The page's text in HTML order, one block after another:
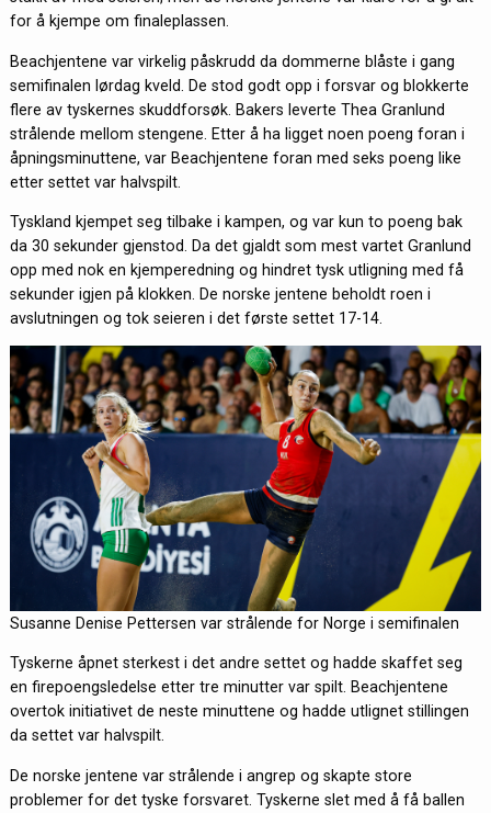
for å kjempe om finaleplassen.
Beachjentene var virkelig påskrudd da dommerne blåste i gang
semifinalen lørdag kveld. De stod godt opp i forsvar og blokkerte
flere av tyskernes skuddforsøk. Bakers leverte Thea Granlund
strålende mellom stengene. Etter å ha ligget noen poeng foran i
åpningsminuttene, var Beachjentene foran med seks poeng like
etter settet var halvspilt.
Tyskland kjempet seg tilbake i kampen, og var kun to poeng bak
da 30 sekunder gjenstod. Da det gjaldt som mest vartet Granlund
opp med nok en kjemperedning og hindret tysk utligning med få
sekunder igjen på klokken. De norske jentene beholdt roen i
avslutningen og tok seieren i det første settet 17-14.
Susanne Denise Pettersen var strålende for Norge i semifinalen
Tyskerne åpnet sterkest i det andre settet og hadde skaffet seg
en firepoengsledelse etter tre minutter var spilt. Beachjentene
overtok initiativet de neste minuttene og hadde utlignet stillingen
da settet var halvspilt.
De norske jentene var strålende i angrep og skapte store
problemer for det tyske forsvaret. Tyskerne slet med å få ballen